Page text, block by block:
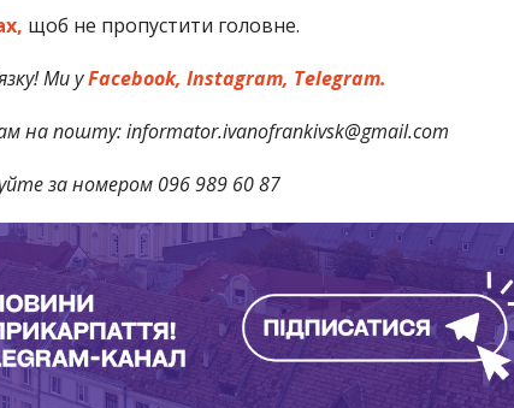
щоб не пропустити головне.
Ми уFacebook, Instagram, Telegram.
на пошту: informator.ivanofrankivsk@gmail.com
за номером 096 989 60 87